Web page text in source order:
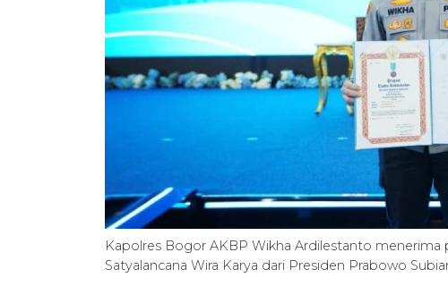
Kapolres Bogor AKBP Wikha Ardilestanto menerima
Satyalancana Wira Karya dari Presiden Prabowo